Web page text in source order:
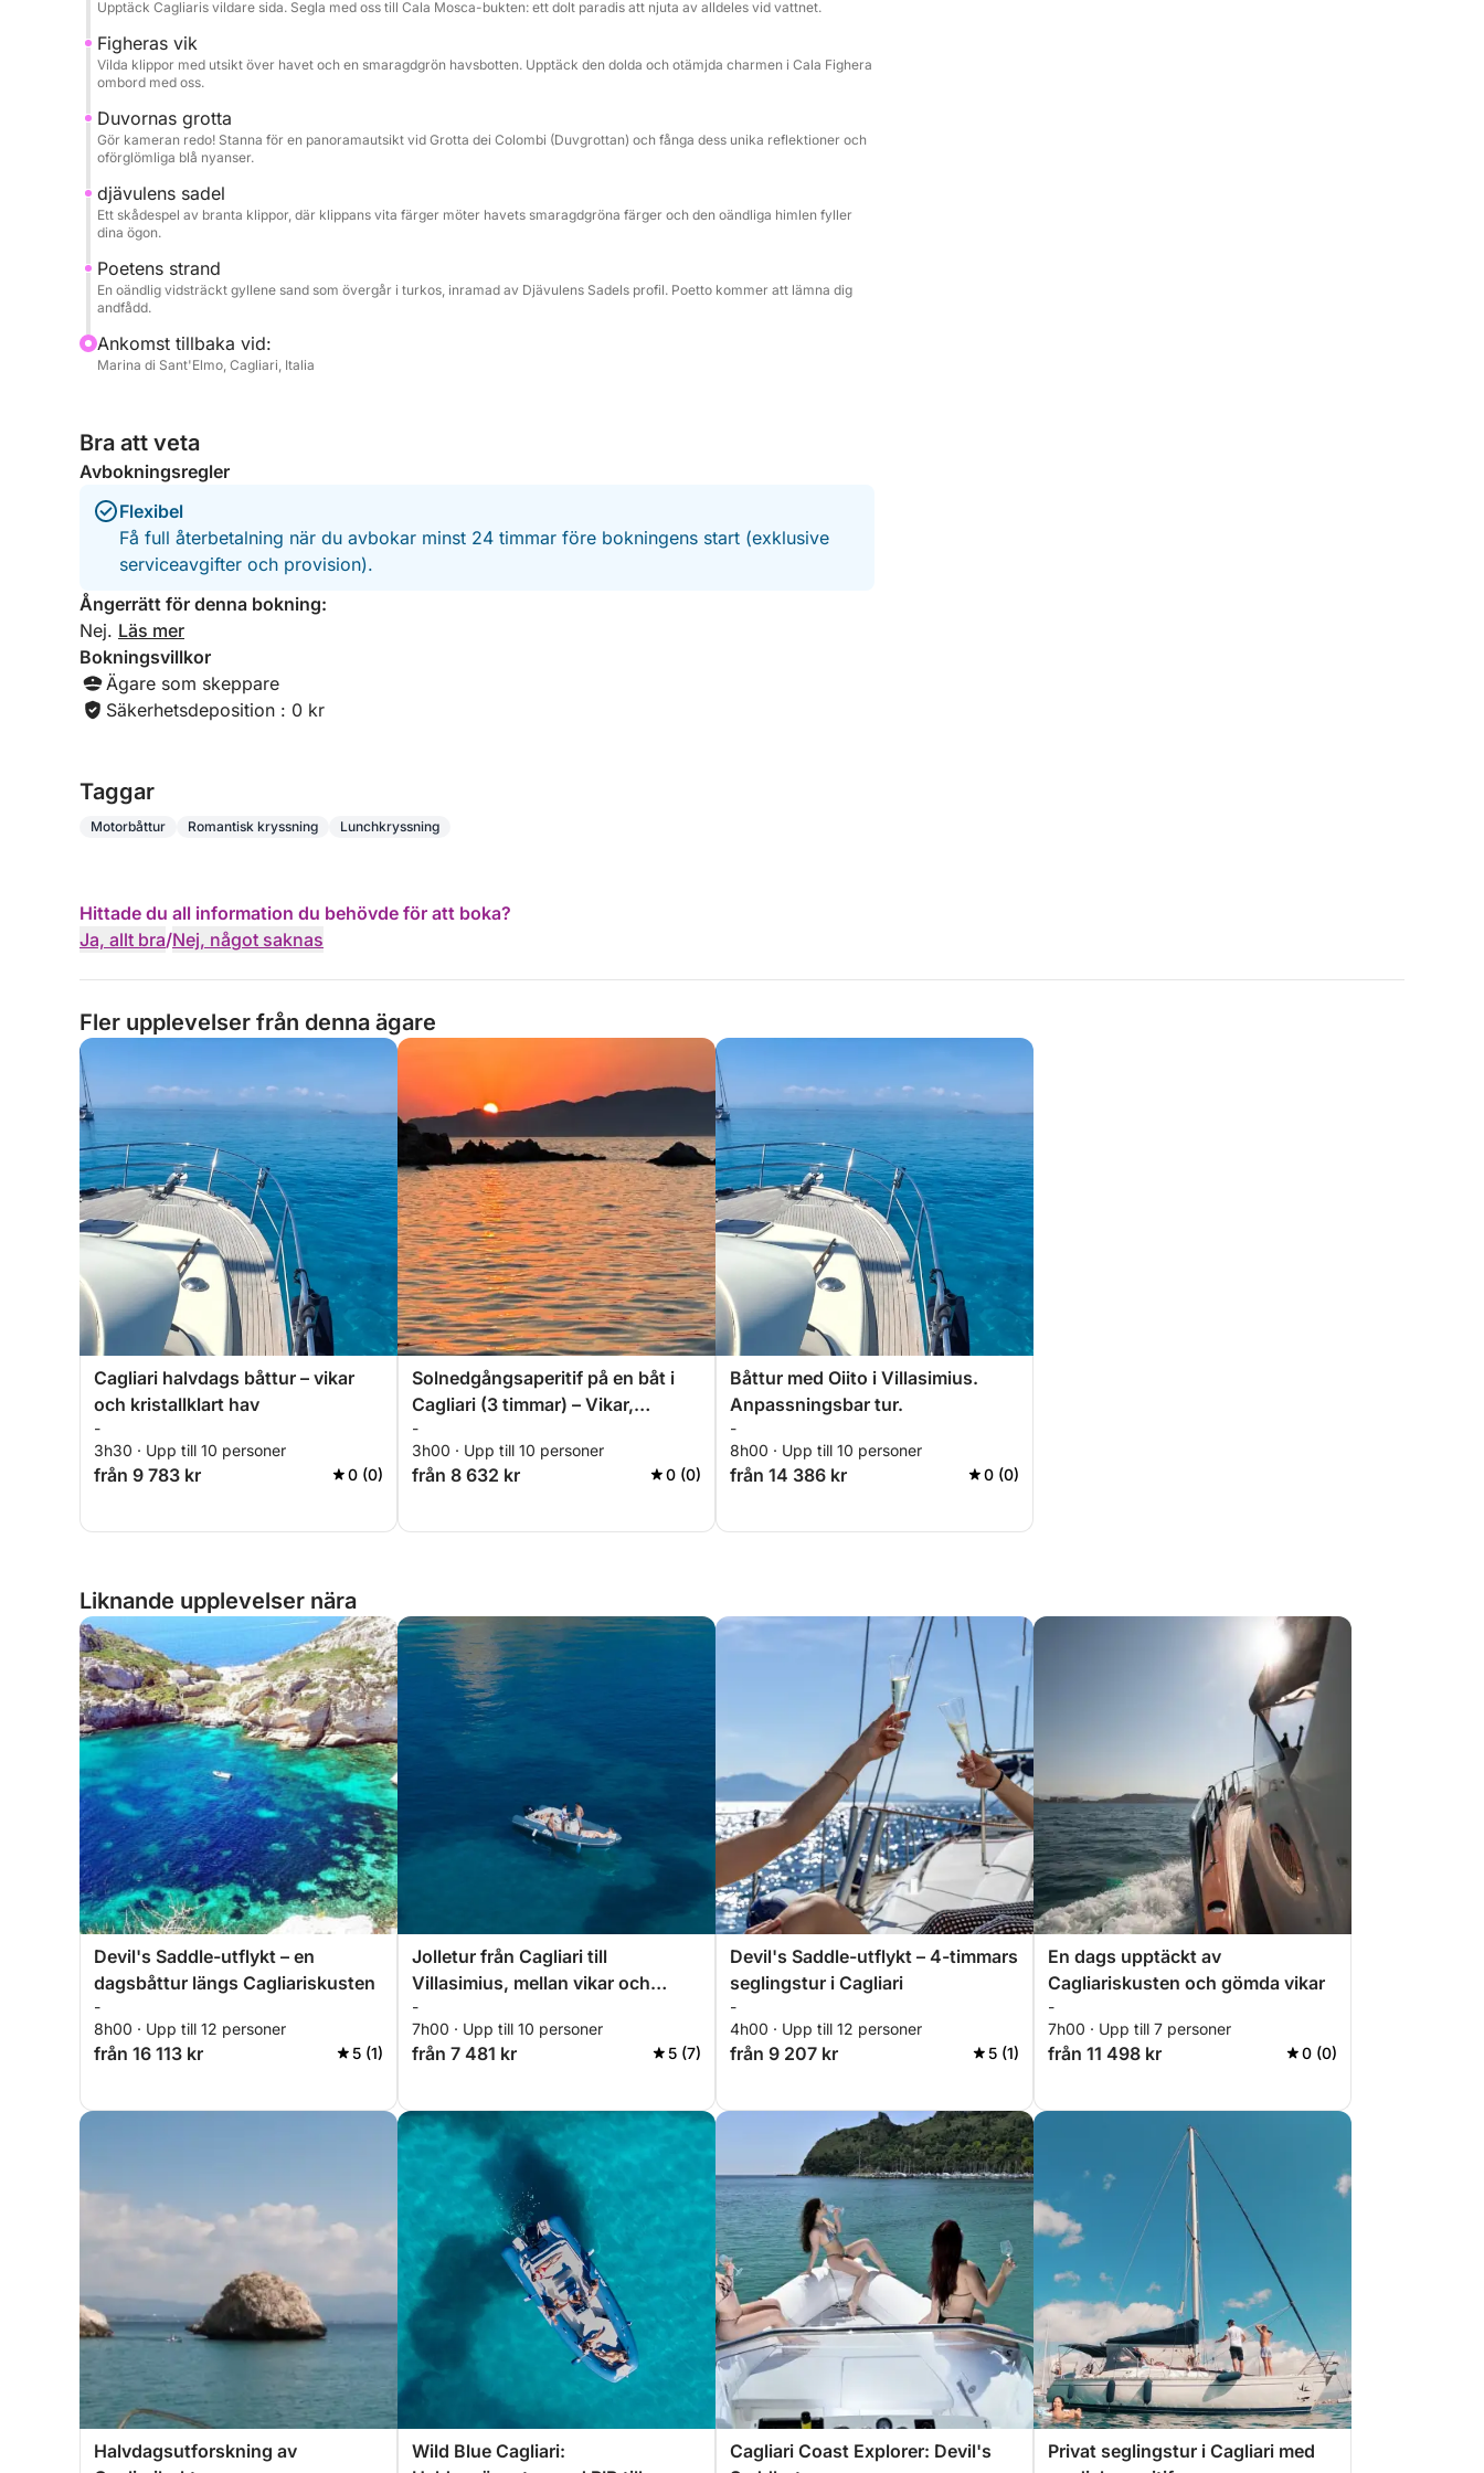
En perfekt upplevelse för par, familjer och grupper av vänner som vill uppleva Cagliaris hav i
total avkoppling, med möjlighet att göra dagen ännu mer unik.
Upptäck Cagliaris vildare sida. Segla med oss till Cala Mosca-bukten: ett dolt paradis att njuta av alldeles vid vattnet.
Figheras vik
Vilda klippor med utsikt över havet och en smaragdgrön havsbotten. Upptäck den dolda och otämjda charmen i Cala Fighera
ombord med oss.
Duvornas grotta
Gör kameran redo! Stanna för en panoramautsikt vid Grotta dei Colombi (Duvgrottan) och fånga dess unika reflektioner och
oförglömliga blå nyanser.
djävulens sadel
Ett skådespel av branta klippor, där klippans vita färger möter havets smaragdgröna färger och den oändliga himlen fyller
dina ögon.
Poetens strand
En oändlig vidsträckt gyllene sand som övergår i turkos, inramad av Djävulens Sadels profil. Poetto kommer att lämna dig
andfådd.
Ankomst tillbaka vid:
Marina di Sant'Elmo, Cagliari, Italia
Bra att veta
Avbokningsregler
Flexibel
Få full återbetalning när du avbokar minst 24 timmar före bokningens start (exklusive
serviceavgifter och provision).
Ångerrätt för denna bokning:
Nej. Läs mer
Bokningsvillkor
Ägare som skeppare
Säkerhetsdeposition : 0 kr
Taggar
Motorbåttur Romantisk kryssning Lunchkryssning
Hittade du all information du behövde för att boka?
Ja, allt bra/Nej, något saknas
Fler upplevelser från denna ägare
Cagliari halvdags båttur – vikar
och kristallklart hav
-
3h30 · Upp till 10 personer
från 9 783 kr 0 (0)
Solnedgångsaperitif på en båt i
Cagliari (3 timmar) – Vikar,
avkoppling och drinkar
-
3h00 · Upp till 10 personer
från 8 632 kr 0 (0)
Båttur med Oiito i Villasimius.
Anpassningsbar tur.
-
8h00 · Upp till 10 personer
från 14 386 kr 0 (0)
Liknande upplevelser nära
Devil's Saddle-utflykt – en
dagsbåttur längs Cagliariskusten
-
8h00 · Upp till 12 personer
från 16 113 kr 5 (1)
Jolletur från Cagliari till
Villasimius, mellan vikar och
kristallklart hav
-
7h00 · Upp till 10 personer
från 7 481 kr 5 (7)
Devil's Saddle-utflykt – 4-timmars
seglingstur i Cagliari
-
4h00 · Upp till 12 personer
från 9 207 kr 5 (1)
En dags upptäckt av
Cagliariskusten och gömda vikar
-
7h00 · Upp till 7 personer
från 11 498 kr 0 (0)
Halvdagsutforskning av
Wild Blue Cagliari:
Cagliari Coast Explorer: Devil's
Privat seglingstur i Cagliari med